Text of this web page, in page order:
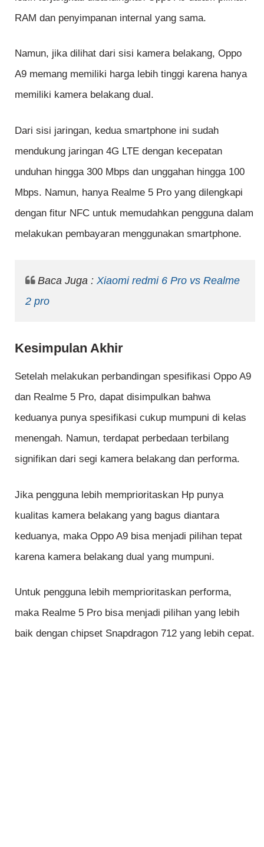
RAM dan penyimpanan internal yang sama.
Namun, jika dilihat dari sisi kamera belakang, Oppo
A9 memang memiliki harga lebih tinggi karena hanya
memiliki kamera belakang dual.
Dari sisi jaringan, kedua smartphone ini sudah
mendukung jaringan 4G LTE dengan kecepatan
unduhan hingga 300 Mbps dan unggahan hingga 100
Mbps. Namun, hanya Realme 5 Pro yang dilengkapi
dengan fitur NFC untuk memudahkan pengguna dalam
melakukan pembayaran menggunakan smartphone.
Baca Juga : Xiaomi redmi 6 Pro vs Realme
2 pro
Kesimpulan Akhir
Setelah melakukan perbandingan spesifikasi Oppo A9
dan Realme 5 Pro, dapat disimpulkan bahwa
keduanya punya spesifikasi cukup mumpuni di kelas
menengah. Namun, terdapat perbedaan terbilang
signifikan dari segi kamera belakang dan performa.
Jika pengguna lebih memprioritaskan Hp punya
kualitas kamera belakang yang bagus diantara
keduanya, maka Oppo A9 bisa menjadi pilihan tepat
karena kamera belakang dual yang mumpuni.
Untuk pengguna lebih memprioritaskan performa,
maka Realme 5 Pro bisa menjadi pilihan yang lebih
baik dengan chipset Snapdragon 712 yang lebih cepat.